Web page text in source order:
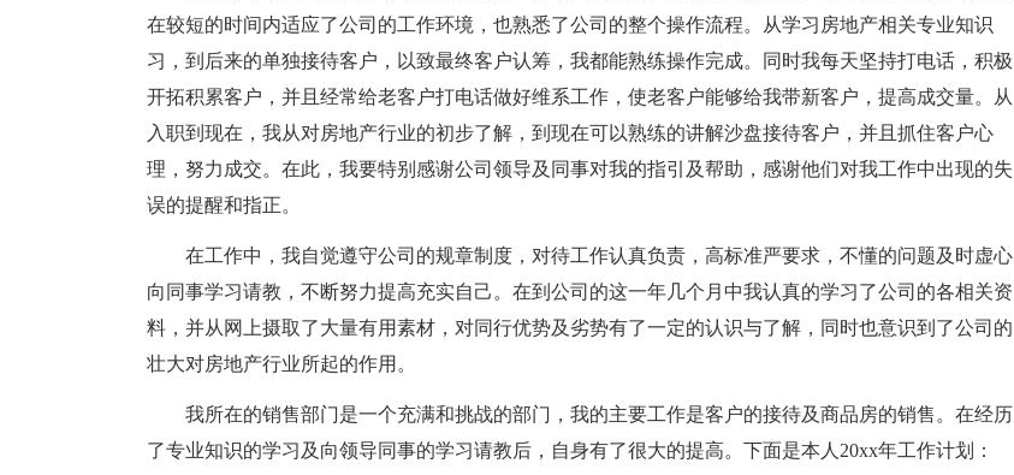
在较短的时间内适应了公司的工作环境，也熟悉了公司的整个操作流程。从学习房地产相关专业知识
习，到后来的单独接待客户，以致最终客户认筹，我都能熟练操作完成。同时我每天坚持打电话，积极
开拓积累客户，并且经常给老客户打电话做好维系工作，使老客户能够给我带新客户，提高成交量。从
入职到现在，我从对房地产行业的初步了解，到现在可以熟练的讲解沙盘接待客户，并且抓住客户心
理，努力成交。在此，我要特别感谢公司领导及同事对我的指引及帮助，感谢他们对我工作中出现的失
误的提醒和指正。
在工作中，我自觉遵守公司的规章制度，对待工作认真负责，高标准严要求，不懂的问题及时虚心
向同事学习请教，不断努力提高充实自己。在到公司的这一年几个月中我认真的学习了公司的各相关资
料，并从网上摄取了大量有用素材，对同行优势及劣势有了一定的认识与了解，同时也意识到了公司的
壮大对房地产行业所起的作用。
我所在的销售部门是一个充满和挑战的部门，我的主要工作是客户的接待及商品房的销售。在经历
了专业知识的学习及向领导同事的学习请教后，自身有了很大的提高。下面是本人20xx年工作计划：